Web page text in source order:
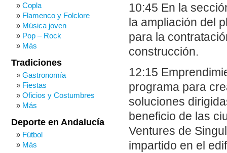
10:45 En la
la ampliación del
para la
construcción.
12:15
programa para
soluciones
beneficio de las
Ventures de
impartido en el
Copla
Flamenco y Folclore
Música joven
Pop – Rock
Más
Tradiciones
Gastronomía
Fiestas
Oficios y Costumbres
Más
Deporte en Andalucía
Fútbol
Más